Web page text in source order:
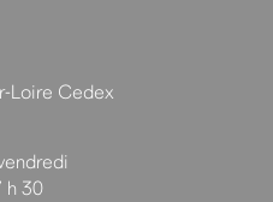
Loire Cedex
h 30